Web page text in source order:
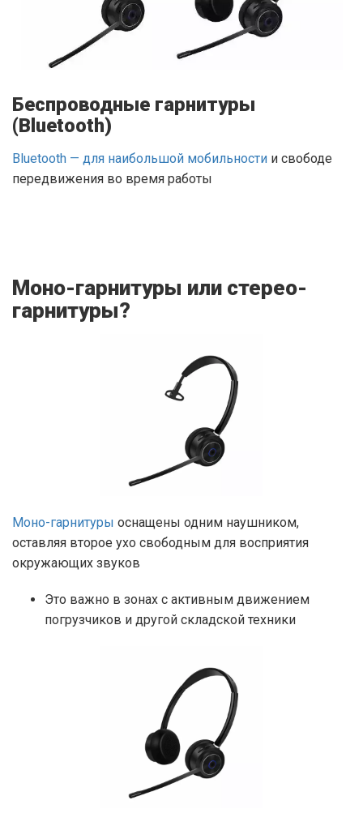
Беспроводные гарнитуры
(Bluetooth)
Bluetooth — для наибольшой мобильности и свободе
передвижения во время работы
Моно-гарнитуры или стерео-
гарнитуры?
Моно-гарнитуры оснащены одним наушником,
оставляя второе ухо свободным для восприятия
окружающих звуков
Это важно в зонах с активным движением
погрузчиков и другой складской техники